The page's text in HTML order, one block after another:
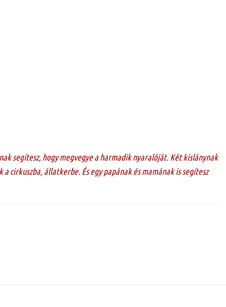
segítesz, hogy megvegye a harmadik nyaralóját. Két kislánynak
cirkuszba, állatkerbe. És egy papának és mamának is segítesz